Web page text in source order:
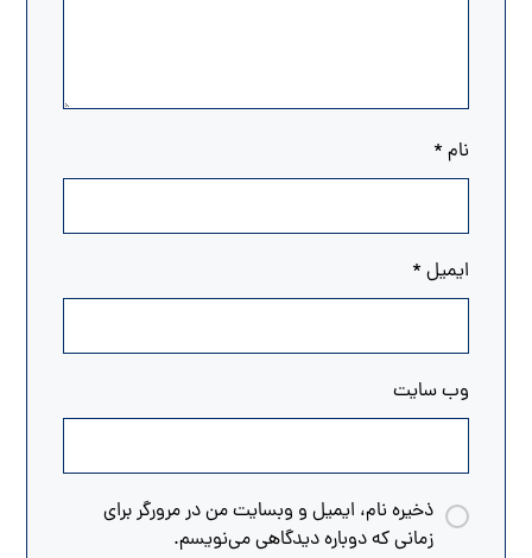
نام *
ایمیل *
وب‌ سایت
ذخیره نام، ایمیل و وبسایت من در مرورگر برای
زمانی که دوباره دیدگاهی می‌نویسم.